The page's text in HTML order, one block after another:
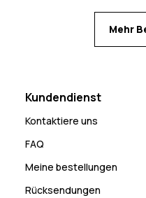
Mehr
Kundendienst
Kontaktiere uns
FAQ
Meine bestellungen
Rücksendungen